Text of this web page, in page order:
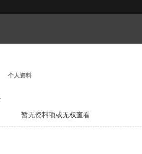
个人资料
暂无资料项或无权查看